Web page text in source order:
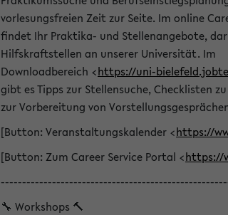
vorlesungsfreien Zeit zur Seite. Im online
findet Ihr Praktika- und Stellenangebote,
Hilfskraftstellen an unserer Universität. Im
Downloadbereich <https://uni-
gibt es Tipps zur Stellensuche, Checklisten
zur Vorbereitung von
[Button: Veranstaltungskalender <https://
[Button: Zum Career Service Portal <https://
🔧 Workshops 🔨